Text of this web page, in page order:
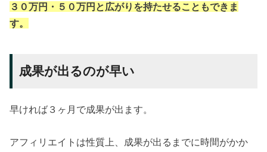
３０万円・５０万円と広がりを持たせることもできま
す。
成果が出るのが早い
早ければ３ヶ月で成果が出ます。
アフィリエイトは性質上、成果が出るまでに時間がかか